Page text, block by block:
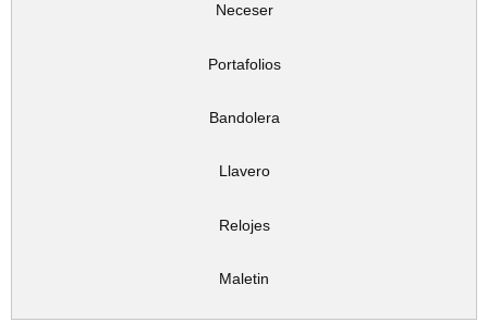
Neceser
Portafolios
Bandolera
Llavero
Relojes
Maletin